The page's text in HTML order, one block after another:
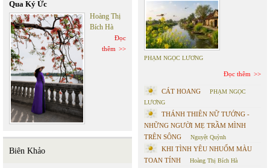
Qua Ký Ức
Hoàng Thị
Bích Hà
Đọc
thêm
Biên Khảo
PHẠM NGỌC LƯƠNG
Đọc thêm
CÁT HOANG
PHẠM NGỌC
LƯƠNG
THÁNH THIÊN NỮ TƯỚNG -
NHỮNG NGƯỜI MẸ TRẦM MÌNH
TRÊN SÔNG
Nguyệt Quỳnh
KHI TÌNH YÊU NHUỐM MÀU
TOAN TÍNH
Hoàng Thị Bích Hà